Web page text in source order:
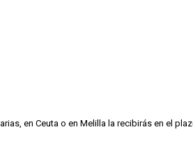
en Ceuta o en Melilla la recibirás en el